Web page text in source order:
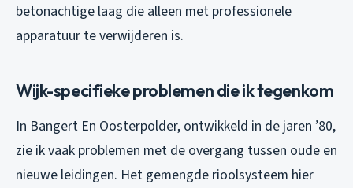
betonachtige laag die alleen met professionele
apparatuur te verwijderen is.
Wijk-specifieke problemen die ik tegenkom
In Bangert En Oosterpolder, ontwikkeld in de jaren ’80,
zie ik vaak problemen met de overgang tussen oude en
nieuwe leidingen. Het gemengde rioolsysteem hier